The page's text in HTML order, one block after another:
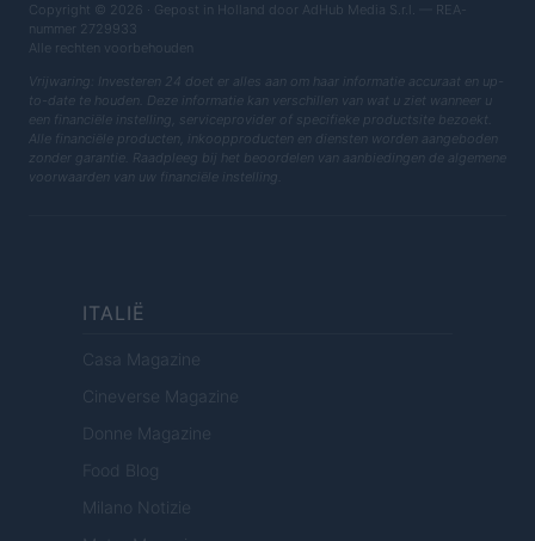
Copyright © 2026 · Gepost in Holland door AdHub Media S.r.l. — REA-
nummer 2729933
Alle rechten voorbehouden
Vrijwaring: Investeren 24 doet er alles aan om haar informatie accuraat en up-
to-date te houden. Deze informatie kan verschillen van wat u ziet wanneer u
een financiële instelling, serviceprovider of specifieke productsite bezoekt.
Alle financiële producten, inkoopproducten en diensten worden aangeboden
zonder garantie. Raadpleeg bij het beoordelen van aanbiedingen de algemene
voorwaarden van uw financiële instelling.
ITALIË
Casa Magazine
Cineverse Magazine
Donne Magazine
Food Blog
Milano Notizie